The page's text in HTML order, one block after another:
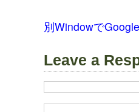
別Windowで
Leave a